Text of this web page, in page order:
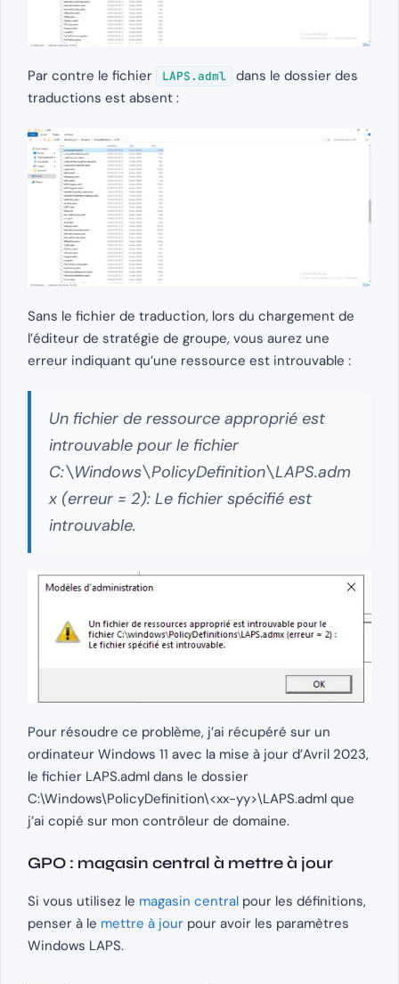
Par contre le fichier LAPS.adml
dans le dossier des
traductions est absent :
Sans le fichier de traduction, lors du chargement de
l’éditeur de stratégie de groupe, vous aurez une
erreur indiquant qu’une ressource est introuvable :
Un fichier de ressource approprié est
introuvable pour le fichier
C:\Windows\PolicyDefinition\LAPS.adm
x (erreur = 2): Le fichier spécifié est
introuvable.
Pour résoudre ce problème, j’ai récupéré sur un
ordinateur Windows 11 avec la mise à jour d’Avril 2023,
le fichier LAPS.adml dans le dossier
C:\Windows\PolicyDefinition\<xx-yy>\LAPS.adml que
j’ai copié sur mon contrôleur de domaine.
GPO : magasin central à mettre à jour
Si vous utilisez le magasin central pour les définitions,
penser à le mettre à jour pour avoir les paramètres
Windows LAPS.